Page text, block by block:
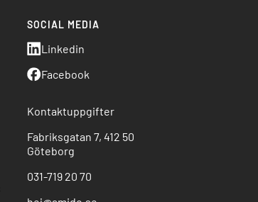
SOCIAL MEDIA
Linkedin
Facebook
Kontaktuppgifter
Fabriksgatan 7, 412 50
Göteborg
031-719 20 70